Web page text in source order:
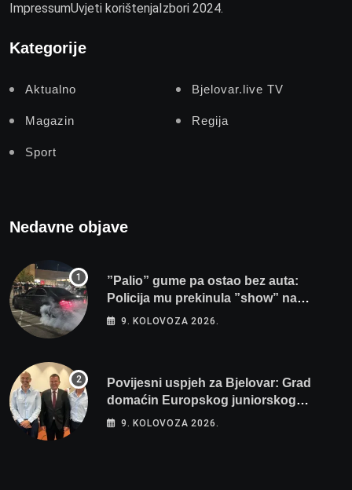
ImpressumUvjeti korištenjaIzbori 2024.
Kategorije
Aktualno Bjelovar.live TV
Magazin Regija
Sport
Nedavne objave
”Palio” gume pa ostao bez auta:
Policija mu prekinula ”show” na
parkingu u Bjelovaru
9. KOLOVOZA 2026.
Povijesni uspjeh za Bjelovar: Grad
domaćin Europskog juniorskog
prvenstva u plivanju 2027!
9. KOLOVOZA 2026.